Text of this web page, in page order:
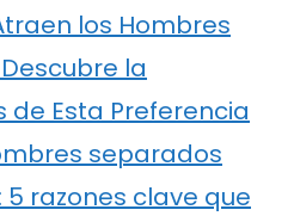
los Hombres
la
de Esta Preferencia
separados
razones clave que